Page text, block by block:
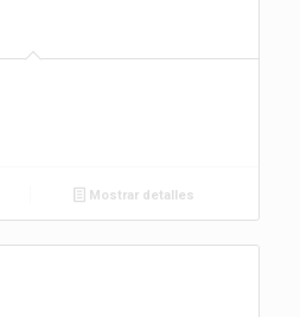
Mostrar detalles